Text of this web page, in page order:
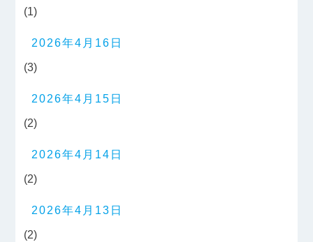
(1)
2026年4月16日
(3)
2026年4月15日
(2)
2026年4月14日
(2)
2026年4月13日
(2)